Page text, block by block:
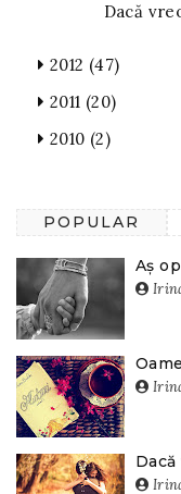
Dacă
2012 (47)
2011 (20)
2010 (2)
POPULAR
Aș